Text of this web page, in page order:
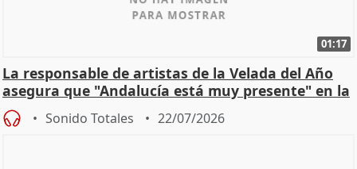
01:17
La responsable de artistas de la Velada del Año
asegura que "Andalucía está muy presente" en la
cita
Sonido Totales 22/07/2026